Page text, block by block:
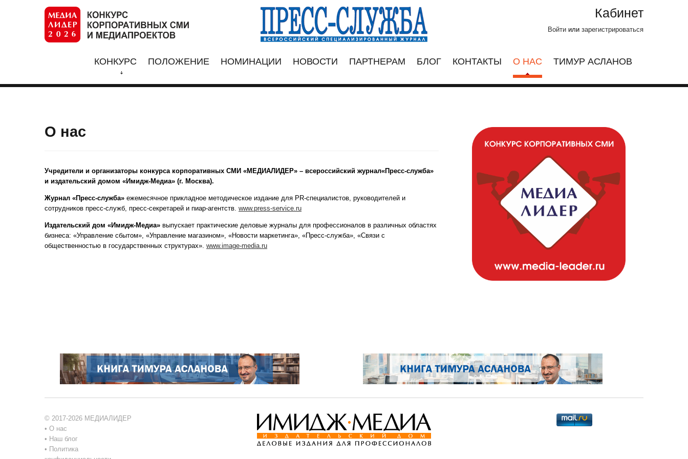
Кабинет
Войти или зарегистрироваться
КОНКУРС ПОЛОЖЕНИЕ НОМИНАЦИИ НОВОСТИ ПАРТНЕРАМ БЛОГ КОНТАКТЫ О НАС ТИМУР АСЛАНОВ
О нас
Учредители и организаторы конкурса корпоративных СМИ «МЕДИАЛИДЕР» – всероссийский журнал«Пресс-служба»
и издательский домом «Имидж-Медиа» (г. Москва).
Журнал «Пресс-служба» ежемесячное прикладное методическое издание для PR-специалистов, руководителей и
сотрудников пресс-служб, пресс-секретарей и пиар-агентств. www.press-service.ru
Издательский дом «Имидж-Медиа» выпускает практические деловые журналы для профессионалов в различных областях
бизнеса: «Управление сбытом», «Управление магазином», «Новости маркетинга», «Пресс-служба», «Связи с
общественностью в государственных структурах». www.image-media.ru
© 2017-2026 МЕДИАЛИДЕР
• О нас
• Наш блог
• Политика